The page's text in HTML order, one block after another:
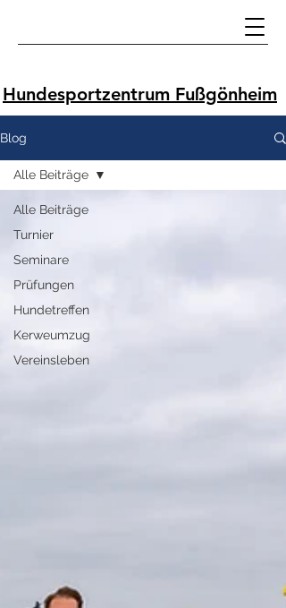
Hundesportzentrum Fußgönheim
Blog
Alle Beiträge
Turnier
Seminare
Prüfungen
Hundetreffen
Kerweumzug
Vereinsleben
Alle Beiträge